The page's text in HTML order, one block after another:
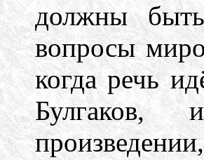
должны
вопросы
когда речь
Булгаков,